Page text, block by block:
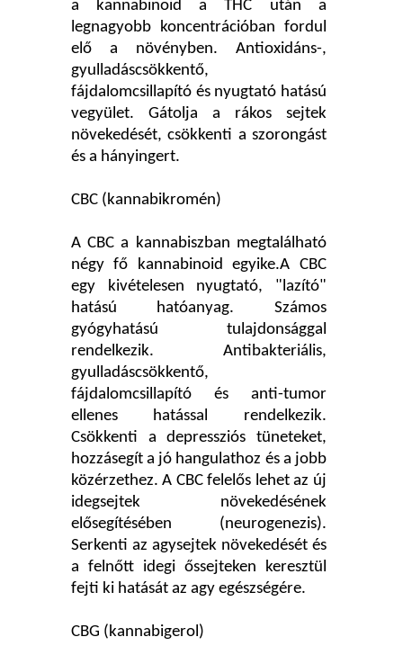
a kannabinoid a THC után a
legnagyobb koncentrációban fordul
elő a növényben. Antioxidáns-,
gyulladáscsökkentő,
fájdalomcsillapító és nyugtató hatású
vegyület. Gátolja a rákos sejtek
növekedését, csökkenti a szorongást
és a hányingert.
CBC (kannabikromén)
A CBC a kannabiszban megtalálható
négy fő kannabinoid egyike.A CBC
egy kivételesen nyugtató, "lazító"
hatású hatóanyag. Számos
gyógyhatású tulajdonsággal
rendelkezik. Antibakteriális,
gyulladáscsökkentő,
fájdalomcsillapító és anti-tumor
ellenes hatással rendelkezik.
Csökkenti a depressziós tüneteket,
hozzásegít a jó hangulathoz és a jobb
közérzethez. A CBC felelős lehet az új
idegsejtek növekedésének
elősegítésében (neurogenezis).
Serkenti az agysejtek növekedését és
a felnőtt idegi őssejteken keresztül
fejti ki hatását az agy egészségére.
CBG (kannabigerol)